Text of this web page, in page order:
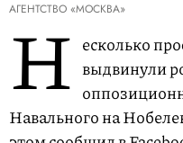
АГЕНТСТВО «МОСКВА»
Н есколько
выдвинули
Навального на